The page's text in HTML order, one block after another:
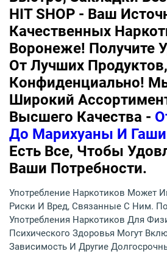
HIT SHOP - Ваш
Качественных
Воронеже! Получите
От Лучших
Конфиденциально!
Широкий
Высшего Качества -
До Марихуаны И
Есть Все, Чтобы
Ваши Потребности.
Употребление Наркотиков Может
Риски И Вред, Связанные С Ним.
Употребления Наркотиков Для
Психического Здоровья Могут
Зависимость И Другие